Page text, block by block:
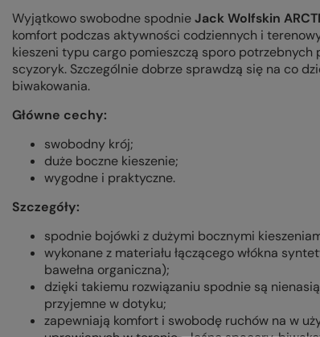
Wyjątkowo swobodne spodnieJack Wolfskin
komfort podczas aktywności codziennych i
kieszeni typu cargo pomieszczą sporo potrzebnych
scyzoryk. Szczególnie dobrze sprawdzą się na co
biwakowania.
Główne cechy:
swobodny krój;
duże boczne kieszenie;
wygodne i praktyczne.
Szczegóły:
spodnie bojówki z dużymi bocznymi
wykonane z materiału łączącego włókna
bawełna organiczna);
dzięki takiemu rozwiązaniu spodnie są
przyjemne w dotyku;
zapewniają komfort i swobodę ruchów na w